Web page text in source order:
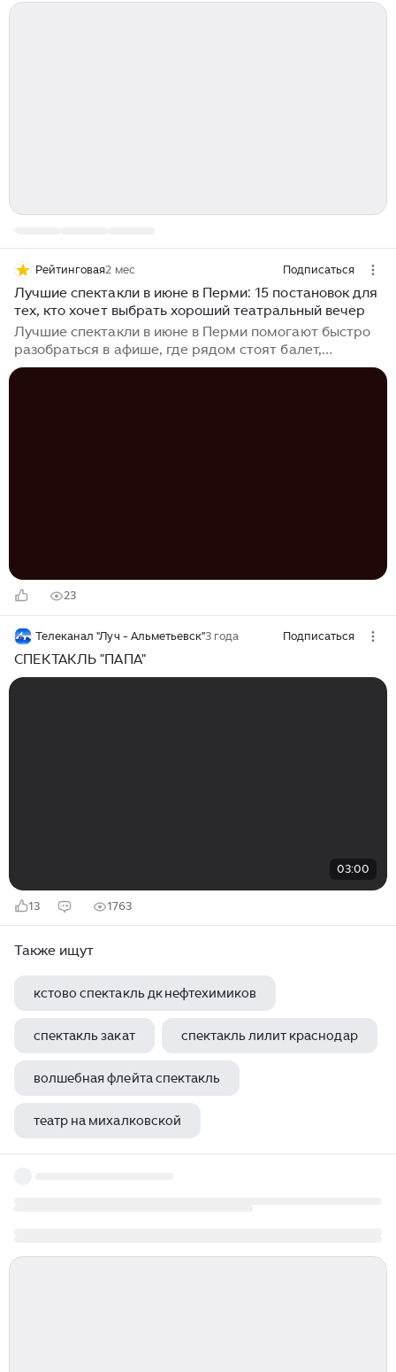
Рейтинговая2 мес Подписаться
Лучшие спектакли в июне в Перми: 15 постановок для
тех, кто хочет выбрать хороший театральный вечер
Лучшие спектакли в июне в Перми помогают быстро
разобраться в афише, где рядом стоят балет,
камерная драма, комедия, иммерсивный формат и
23
Телеканал "Луч - Альметьевск"3 года Подписаться
СПЕКТАКЛЬ "ПАПА"
03:00
13 1763
Также ищут
кстово спектакль дк нефтехимиков
спектакль закат спектакль лилит краснодар
волшебная флейта спектакль
театр на михалковской